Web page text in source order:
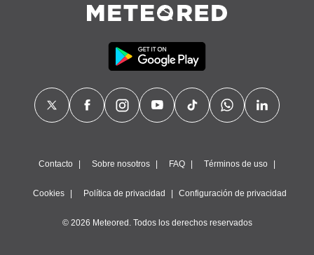
Contacto Sobre nosotros FAQ Términos de uso
Cookies Política de privacidad Configuración de privacidad
© 2026 Meteored. Todos los derechos reservados